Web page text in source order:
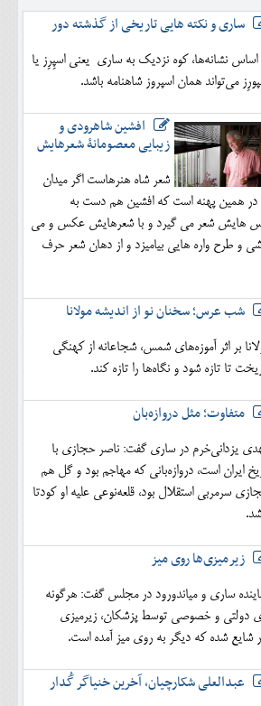
ساری و نکته هایی تاریخی از گذشته دور
اساس نشانه‌ها، کوه نزدیک به ساری یعنی اسپِرِز یا
می‌تواند همان اسپروز شاهنامه باشد.
افشین شاهرودی و
زیبایی معصومانۀ شعرهایش
شعر شاه هنرهاست اگر میدان
در همین پهنه است که افشین هم دست به
هایش شعر می گیرد و با شعرهایش عکس و می
و طرح واره هایی بیامیزد و از دهان شعر حرف
شب عرس؛ سخنان نو از اندیشه مولانا
بر اثر آموزه‌های شمس، شجاعانه از کهنگی
تا تازه شود و نگاه‌ها را تازه کند.
متفاوت؛ مثل دروازه‌بان
یزدانی‌خرم در ساری گفت: ناصر حجازی با
ایران است، دروازه‌بانی که مهاجم بود و گل هم
سرمربی استقلال بود، قلعه‌نوعی علیه او کودتا
زیرمیزی‌ها روی میز
ساری و میاندورود در مجلس گفت: هرگونه
دولتی و خصوصی توسط پزشکان، زیرمیزی
شده که دیگر به روی میز آمده است.
عبدالعلی شکارچیان، آخرین خنیاگر گُدار